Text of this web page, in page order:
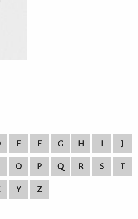
E F G H I J
O P Q R S T
Y Z